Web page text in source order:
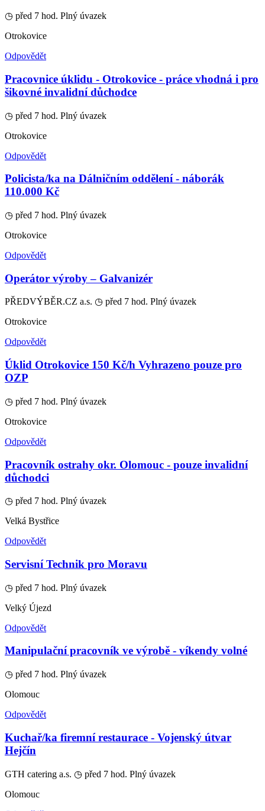
◷ před 7 hod. Plný úvazek
Otrokovice
Odpovědět
Pracovnice úklidu - Otrokovice - práce vhodná i pro
šikovné invalidní důchodce
◷ před 7 hod. Plný úvazek
Otrokovice
Odpovědět
Policista/ka na Dálničním oddělení - náborák
110.000 Kč
◷ před 7 hod. Plný úvazek
Otrokovice
Odpovědět
Operátor výroby – Galvanizér
PŘEDVÝBĚR.CZ a.s. ◷ před 7 hod. Plný úvazek
Otrokovice
Odpovědět
Úklid Otrokovice 150 Kč/h Vyhrazeno pouze pro
OZP
◷ před 7 hod. Plný úvazek
Otrokovice
Odpovědět
Pracovník ostrahy okr. Olomouc - pouze invalidní
důchodci
◷ před 7 hod. Plný úvazek
Velká Bystřice
Odpovědět
Servisní Technik pro Moravu
◷ před 7 hod. Plný úvazek
Velký Újezd
Odpovědět
Manipulační pracovník ve výrobě - víkendy volné
◷ před 7 hod. Plný úvazek
Olomouc
Odpovědět
Kuchař/ka firemní restaurace - Vojenský útvar
Hejčín
GTH catering a.s. ◷ před 7 hod. Plný úvazek
Olomouc